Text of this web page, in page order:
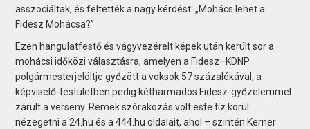
asszociáltak, és feltették a nagy kérdést: „Mohács lehet a
Fidesz Mohácsa?”
Ezen hangulatfestő és vágyvezérelt képek után került sor a
mohácsi időközi választásra, amelyen a Fidesz–KDNP
polgármesterjelöltje győzött a voksok 57 százalékával, a
képviselő-testületben pedig kétharmados Fidesz-győzelemmel
zárult a verseny. Remek szórakozás volt este tíz körül
nézegetni a 24.hu és a 444.hu oldalait, ahol – szintén Kerner